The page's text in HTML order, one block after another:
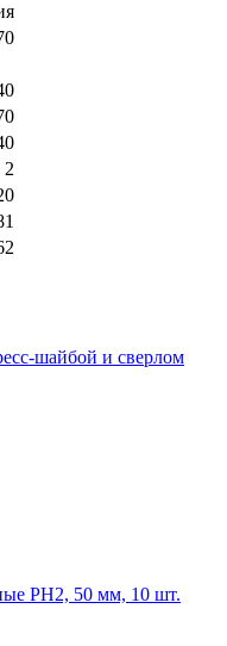
2
шайбой и сверлом
PH2, 50 мм, 10 шт.